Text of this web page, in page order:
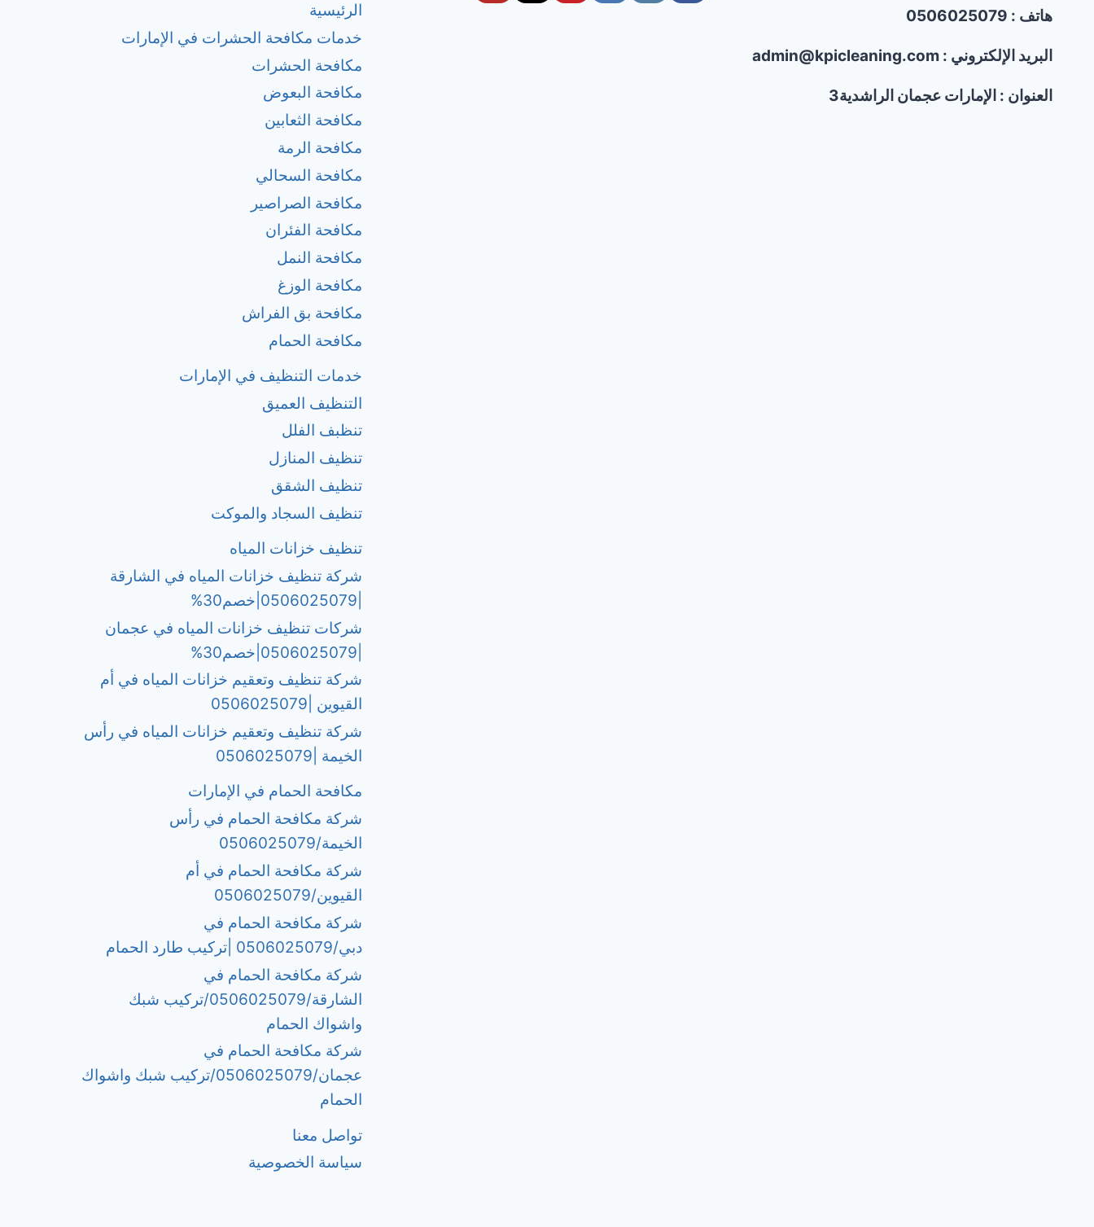
هاتف : 0506025079
البريد الإلكتروني : admin@kpicleaning.com
العنوان : الإمارات عجمان الراشدية3
الرئيسية
خدمات مكافحة الحشرات في الإمارات
مكافحة الحشرات
مكافحة البعوض
مكافحة الثعابين
مكافحة الرمة
مكافحة السحالي
مكافحة الصراصير
مكافحة الفئران
مكافحة النمل
مكافحة الوزغ
مكافحة بق الفراش
مكافحة الحمام
خدمات التنظيف في الإمارات
التنظيف العميق
تنظبف الفلل
تنظيف المنازل
تنظيف الشقق
تنظيف السجاد والموكت
تنظيف خزانات المياه
شركة تنظيف خزانات المياه في الشارقة
شركات تنظيف خزانات المياه في عجمان
شركة تنظيف وتعقيم خزانات المياه في أم
القيوين |0506025079
شركة تنظيف وتعقيم خزانات المياه في رأس
الخيمة |0506025079
مكافحة الحمام في الإمارات
شركة مكافحة الحمام في رأس
الخيمة/0506025079
شركة مكافحة الحمام في أم
القيوين/0506025079
شركة مكافحة الحمام في
دبي/0506025079 |تركيب طارد الحمام
شركة مكافحة الحمام في
الشارقة/0506025079/تركيب شبك
واشواك الحمام
شركة مكافحة الحمام في
عجمان/0506025079/تركيب شبك واشواك
الحمام
تواصل معنا
سياسة الخصوصية